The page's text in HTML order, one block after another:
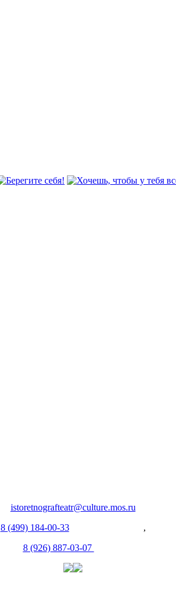
istoretnografteatr@culture.mos.ru
8 (499) 184-00-33
,
8 (926) 887-03-07